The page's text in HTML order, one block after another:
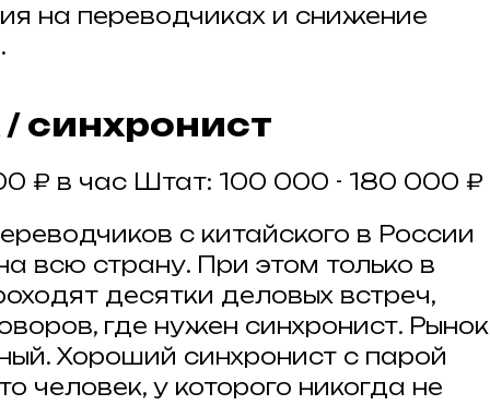
на переводчиках и снижение
синхронист
₽ в час Штат: 100 000 - 180 000 ₽
с китайского в России
всю страну. При этом только в
десятки деловых встреч,
где нужен синхронист. Рынок
Хороший синхронист с парой
человек, у которого никогда не